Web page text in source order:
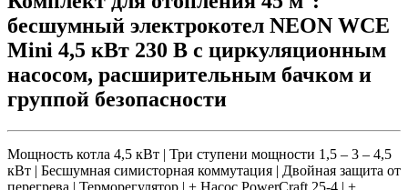
бесшумный электрокотел NEON WCE
Mini 4,5 кВт 230 В с циркуляционным
насосом, расширительным бачком и
группой безопасности
Мощность котла 4,5 кВт | Три ступени мощности 1,5 – 3 – 4,5
кВт | Бесшумная симисторная коммутация | Двойная защита от